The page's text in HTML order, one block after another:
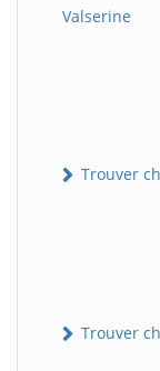
Valserine
Trouver
Trouver